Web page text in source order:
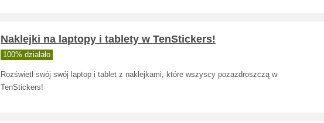
Naklejki na laptopy i tablety w TenStickers!
100% działało
Rozświetl swój swój laptop i tablet z naklejkami, które wszyscy pozazdroszczą w
TenStickers!